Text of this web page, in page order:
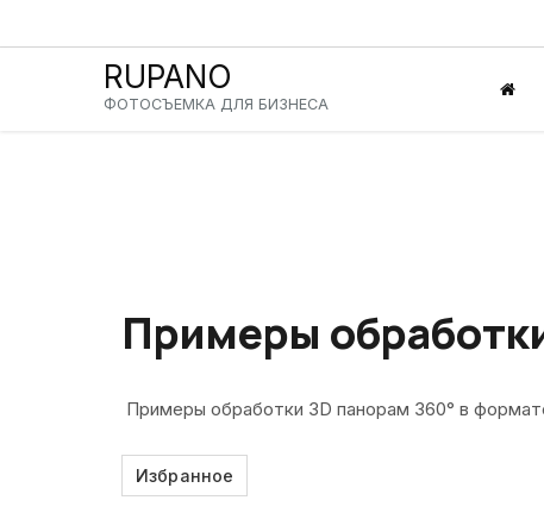
RUPANO
ФОТОСЪЕМКА ДЛЯ БИЗНЕСА
Примеры
Примеры обработки 3D панорам 360° в
Избранное